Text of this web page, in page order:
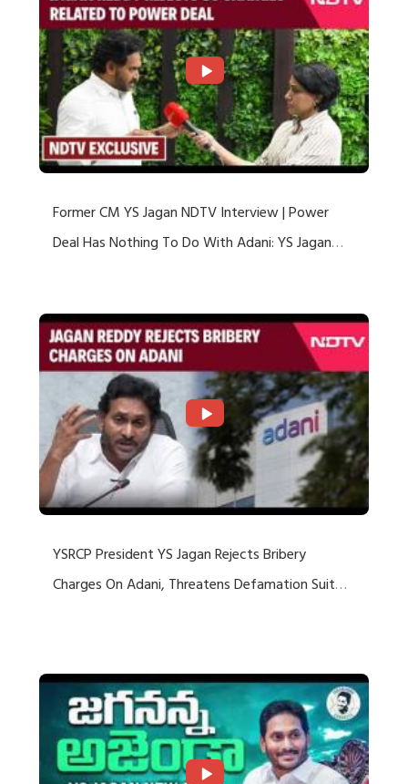
Former CM YS Jagan NDTV Interview | Power
Deal Has Nothing To Do With Adani: YS Jagan
YSRCP President YS Jagan Rejects Bribery
Charges On Adani, Threatens Defamation Suit